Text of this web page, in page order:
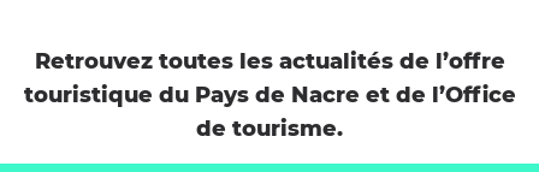
Retrouvez toutes les actualités de l’offre
touristique du Pays de Nacre et de l’Office
de tourisme.